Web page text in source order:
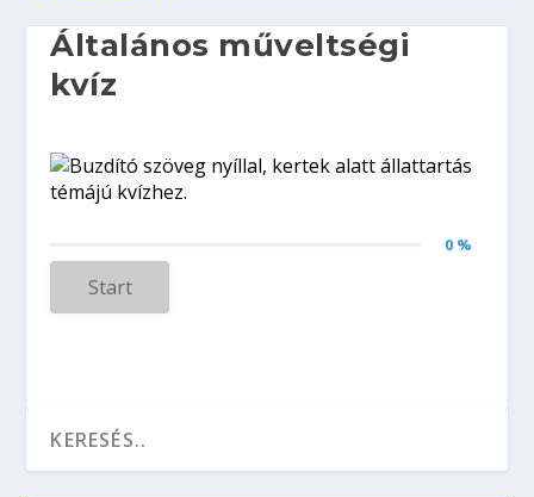
Általános műveltségi
kvíz
0 %
Start